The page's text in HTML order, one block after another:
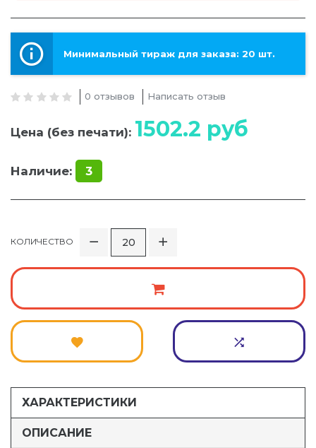
Минимальный тираж для заказа: 20 шт.
0 отзывов Написать отзыв
Цена (без печати): 1502.2 руб
Наличие: 3
КОЛИЧЕСТВО
ХАРАКТЕРИСТИКИ
ОПИСАНИЕ